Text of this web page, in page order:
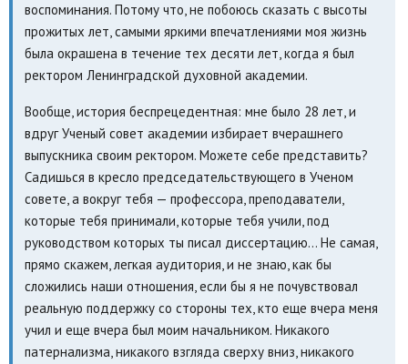
воспоминания. Потому что, не побоюсь сказать с высоты
прожитых лет, самыми яркими впечатлениями моя жизнь
была окрашена в течение тех десяти лет, когда я был
ректором Ленинградской духовной академии.
Вообще, история беспрецедентная: мне было 28 лет, и
вдруг Ученый совет академии избирает вчерашнего
выпускника своим ректором. Можете себе представить?
Садишься в кресло председательствующего в Ученом
совете, а вокруг тебя — профессора, преподаватели,
которые тебя принимали, которые тебя учили, под
руководством которых ты писал диссертацию... Не самая,
прямо скажем, легкая аудитория, и не знаю, как бы
сложились наши отношения, если бы я не почувствовал
реальную поддержку со стороны тех, кто еще вчера меня
учил и еще вчера был моим начальником. Никакого
патернализма, никакого взгляда сверху вниз, никакого